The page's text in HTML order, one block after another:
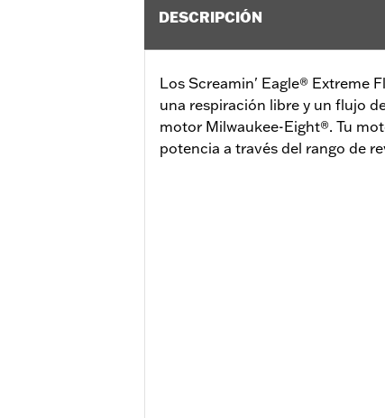
DESCRIPCIÓN
Los Screamin' Eagle® Extreme
una respiración libre y un flujo
motor Milwaukee-Eight®. Tu
potencia a través del rango de